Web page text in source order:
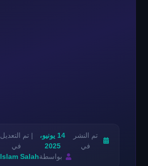
تم النشر
في
14 يونيو،
2025
| تم التعديل
في
بواسطةIslam Salah